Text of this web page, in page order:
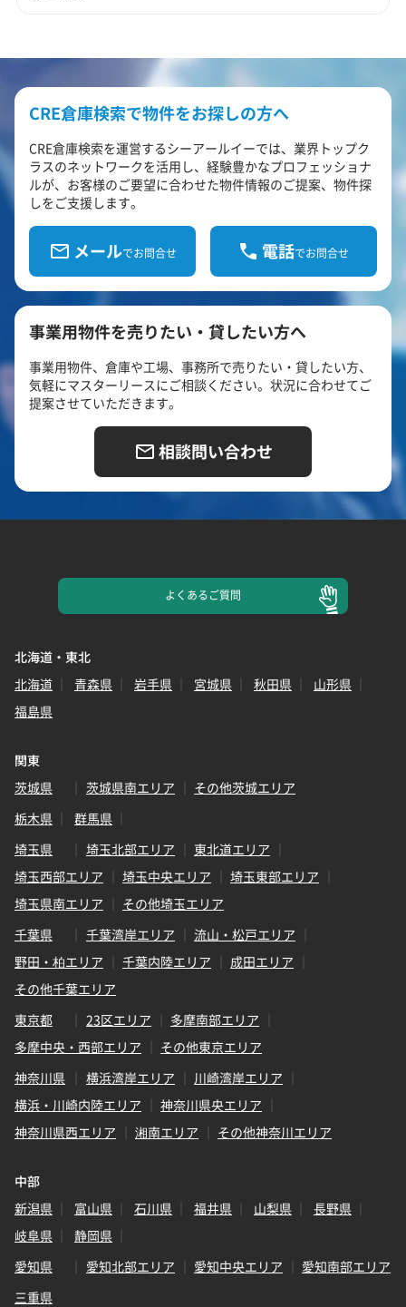
CRE倉庫検索で物件をお探しの方へ
CRE倉庫検索を運営するシーアールイーでは、業界トップク
ラスのネットワークを活用し、経験豊かなプロフェッショナ
ルが、お客様のご要望に合わせた物件情報のご提案、物件探
しをご支援します。
メールでお問合せ 電話でお問合せ
事業用物件を売りたい・貸したい方へ
事業用物件、倉庫や工場、事務所で売りたい・貸したい方、
気軽にマスターリースにご相談ください。状況に合わせてご
提案させていただきます。
相談問い合わせ
よくあるご質問
北海道・東北
北海道
青森県 岩手県 宮城県 秋田県
山形県
福島県
関東
茨城県
茨城県南エリア
その他茨城エリア
栃木県
群馬県
埼玉県
埼玉北部エリア
東北道エリア
埼玉西部エリア
埼玉中央エリア
埼玉東部エリア
埼玉県南エリア
その他埼玉エリア
千葉県
千葉湾岸エリア
流山・松戸エリア
野田・柏エリア
千葉内陸エリア
成田エリア
その他千葉エリア
東京都
23区エリア
多摩南部エリア
多摩中央・西部エリア
その他東京エリア
神奈川県
横浜湾岸エリア
川崎湾岸エリア
横浜・川崎内陸エリア
神奈川県央エリア
神奈川県西エリア
湘南エリア その他神奈川エリア
中部
新潟県
富山県 石川県 福井県 山梨県
長野県
岐阜県
静岡県
愛知県
愛知北部エリア 愛知中央エリア
愛知南部エリア
三重県